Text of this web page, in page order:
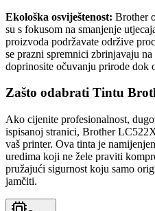
Ekološka osviještenost: Brother
su s fokusom na smanjenje
proizvoda podržavate održive
se prazni spremnici zbrinjavaju
doprinosite očuvanju prirode dok
Zašto odabrati Tintu
Ako cijenite profesionalnost,
ispisanoj stranici, Brother
vaš printer. Ova tinta je
uredima koji ne žele praviti
pružajući sigurnost koju samo
jamčiti.